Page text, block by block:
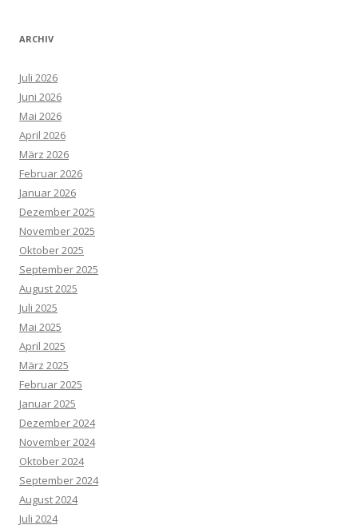
ARCHIV
Juli 2026
Juni 2026
Mai 2026
April 2026
März 2026
Februar 2026
Januar 2026
Dezember 2025
November 2025
Oktober 2025
September 2025
August 2025
Juli 2025
Mai 2025
April 2025
März 2025
Februar 2025
Januar 2025
Dezember 2024
November 2024
Oktober 2024
September 2024
August 2024
Juli 2024